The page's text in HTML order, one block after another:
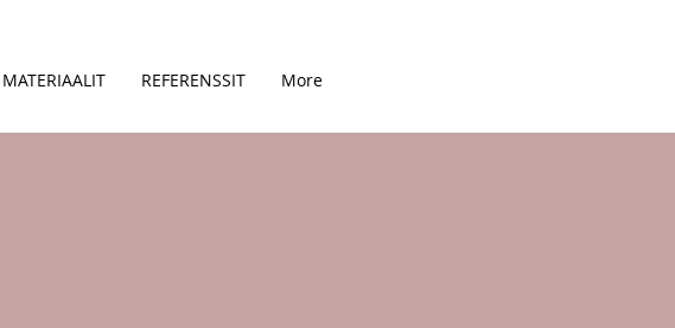
MATERIAALIT REFERENSSIT More